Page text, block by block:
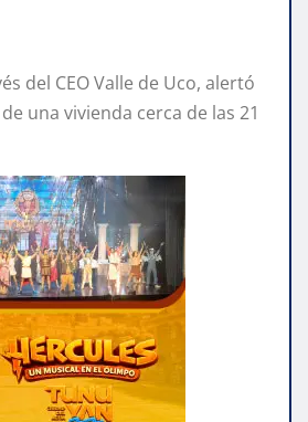
del CEO Valle de Uco, alertó
una vivienda cerca de las 21